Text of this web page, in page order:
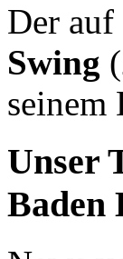
Der auf
Swing
seinem
Unser
Baden